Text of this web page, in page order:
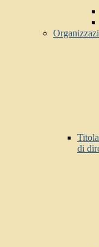
di